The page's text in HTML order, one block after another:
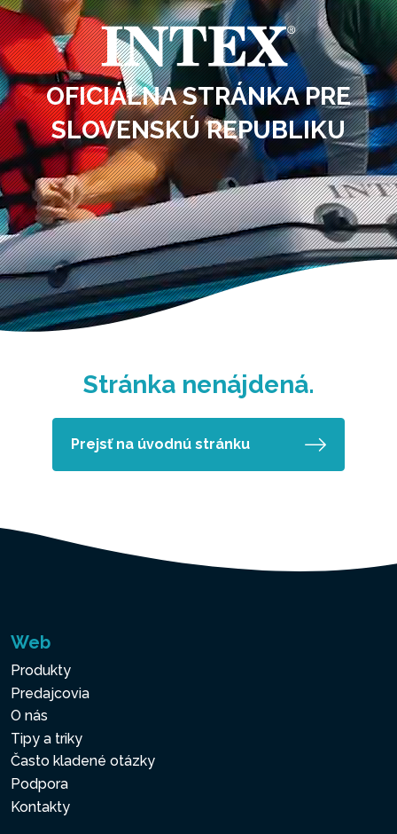
OFICIÁLNA STRÁNKA PRE
SLOVENSKÚ REPUBLIKU
Stránka nenájdená.
Prejsť na úvodnú stránku
Web
Produkty
Predajcovia
O nás
Tipy a triky
Často kladené otázky
Podpora
Kontakty